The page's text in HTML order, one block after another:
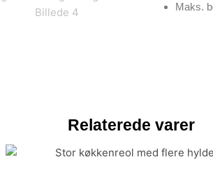
Maks.
Relaterede varer